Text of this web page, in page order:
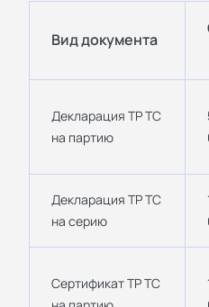
Вид документа
Декларация ТР ТС
на партию
Декларация ТР ТС
на серию
Сертификат ТР ТС